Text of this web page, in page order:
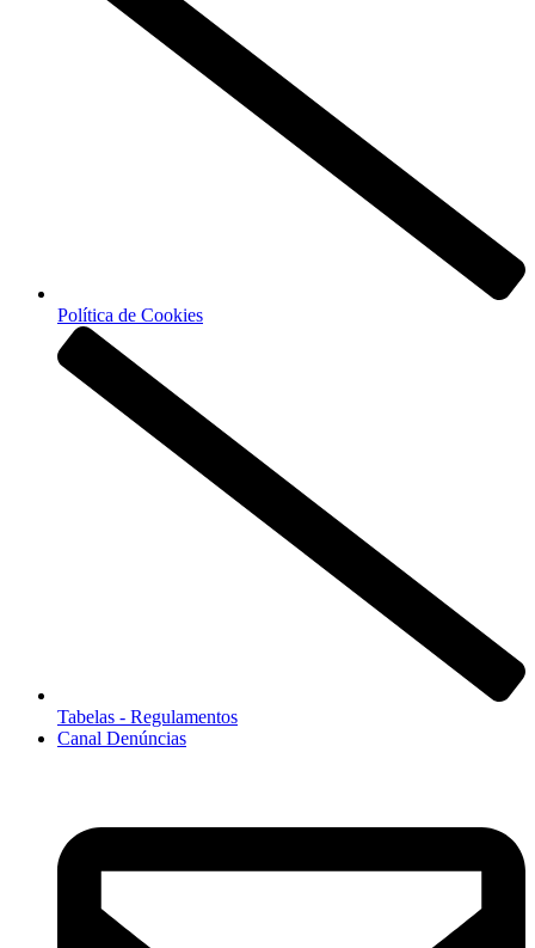
Política de Cookies
Tabelas - Regulamentos
Canal Denúncias